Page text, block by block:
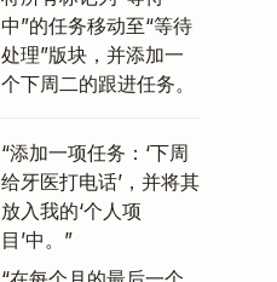
中”的任务移动至“等待
处理”版块，并添加一
个下周二的跟进任务。
“添加一项任务：‘下周
给牙医打电话’，并将其
放入我的‘个人项
目’中。”